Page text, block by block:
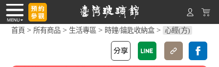
首頁 > 所有商品 > 生活專區 > 時鐘/鑰匙收納盒 > 心經(方)